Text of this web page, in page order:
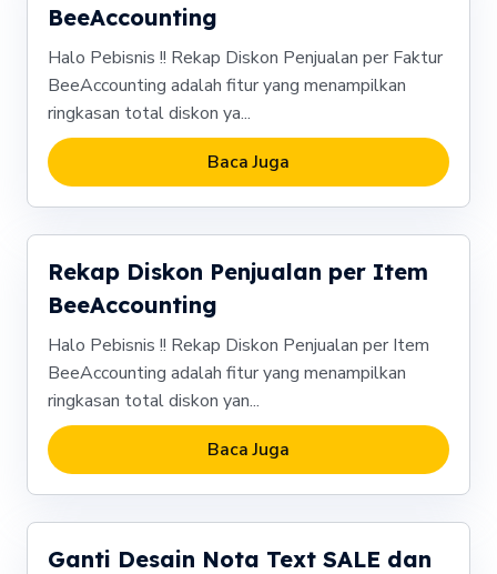
BeeAccounting
Halo Pebisnis !! Rekap Diskon Penjualan per Faktur
BeeAccounting adalah fitur yang menampilkan
ringkasan total diskon ya...
Baca Juga
Rekap Diskon Penjualan per Item
BeeAccounting
Halo Pebisnis !! Rekap Diskon Penjualan per Item
BeeAccounting adalah fitur yang menampilkan
ringkasan total diskon yan...
Baca Juga
Ganti Desain Nota Text SALE dan